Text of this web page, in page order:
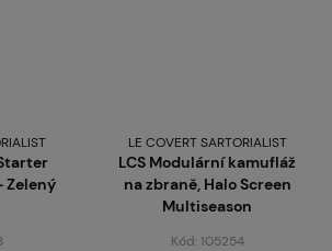
Zelený
LE COVERT SARTORIALIST
LCS Modulární kamufláž
na zbraně, Halo Screen
Multiseason
Kód: 105254